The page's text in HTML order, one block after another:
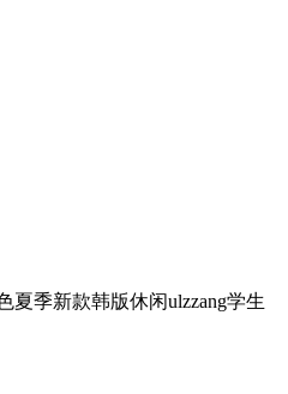
夏季新款韩版休闲ulzzang学生